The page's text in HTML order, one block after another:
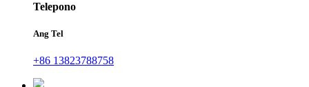
Telepono
Ang Tel
+86 13823788758